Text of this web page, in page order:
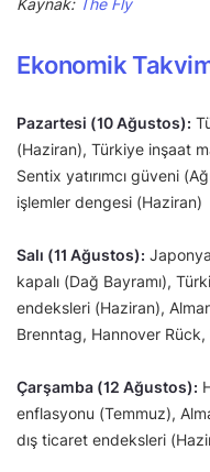
Ekonomik
Pazartesi (10 Ağustos):
(Haziran), Türkiye inşaat
Sentix yatırımcı güveni
işlemler dengesi (Haziran)
Salı (11 Ağustos):
kapalı (Dağ Bayramı),
endeksleri (Haziran),
Brenntag, Hannover Rück,
Çarşamba (12 Ağustos):
enflasyonu (Temmuz),
dış ticaret endeksleri